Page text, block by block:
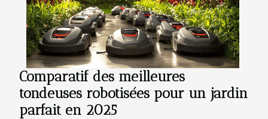
Comparatif des meilleures
tondeuses robotisées pour un jardin
parfait en 2025